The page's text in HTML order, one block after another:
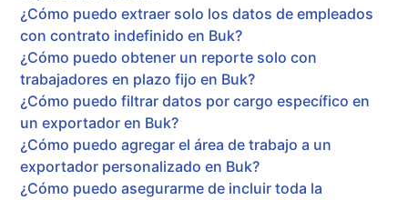
¿Cómo puedo extraer solo los datos de empleados
con contrato indefinido en Buk?
¿Cómo puedo obtener un reporte solo con
trabajadores en plazo fijo en Buk?
¿Cómo puedo filtrar datos por cargo específico en
un exportador en Buk?
¿Cómo puedo agregar el área de trabajo a un
exportador personalizado en Buk?
¿Cómo puedo asegurarme de incluir toda la